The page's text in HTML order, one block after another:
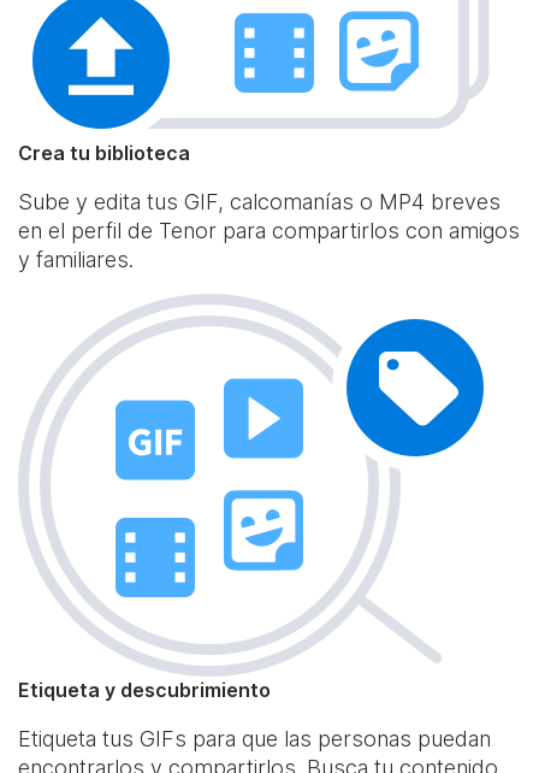
Crea tu biblioteca
Sube y edita tus GIF, calcomanías o MP4 breves
en el perfil de Tenor para compartirlos con amigos
y familiares.
Etiqueta y descubrimiento
Etiqueta tus GIFs para que las personas puedan
encontrarlos y compartirlos. Busca tu contenido